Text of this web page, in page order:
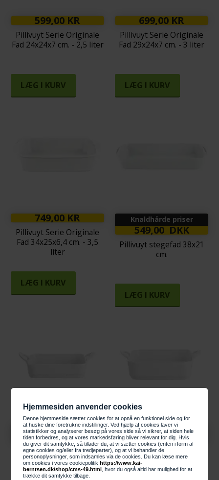
Hjemmesiden anvender cookies
Denne hjemmeside sætter cookies for at opnå en funktionel side og for
at huske dine foretrukne indstillinger. Ved hjælp af cookies laver vi
statistikker og analyserer besøg på vores side så vi sikrer, at siden hele
tiden forbedres, og at vores markedsføring bliver relevant for dig. Hvis
du giver dit samtykke, så tillader du, at vi sætter cookies (enten i form af
egne cookies og/eller fra tredjeparter), og at vi behandler de
personoplysninger, som indsamles via de cookies. Du kan læse mere
om cookies i vores cookiepolitikhttps://www.kai-
berntsen.dk/shop/cms-49.html , hvor du også altid har mulighed for at
trække dit samtykke tilbage.
599,00 KR
Pillivuyt Serie Originale
Fad 24x24x7 cm. - 2,5 liter
LÆG I KURV
699,00 KR
Pillivuyt Serie Originale
Fad 29x24x7 cm. - 3 liter
LÆG I KURV
749,00 KR
Pillivuyt Serie Originale
Fad 34x25x6,4 cm. - 3,5
liter
LÆG I KURV
Knaldhårde priser
549,00 DKK
Pillivuyt stegefad 38x21
cm.
LÆG I KURV
Knaldhårde priser
269,00 DKK
Pillivuyt Toulouse Fad
17,5x17,5x4,5cm. - 80cl.
Knaldhårde priser
369,00 DKK
Pillivuyt Toulouse Fad
22x22x6 cm. - 2 liter